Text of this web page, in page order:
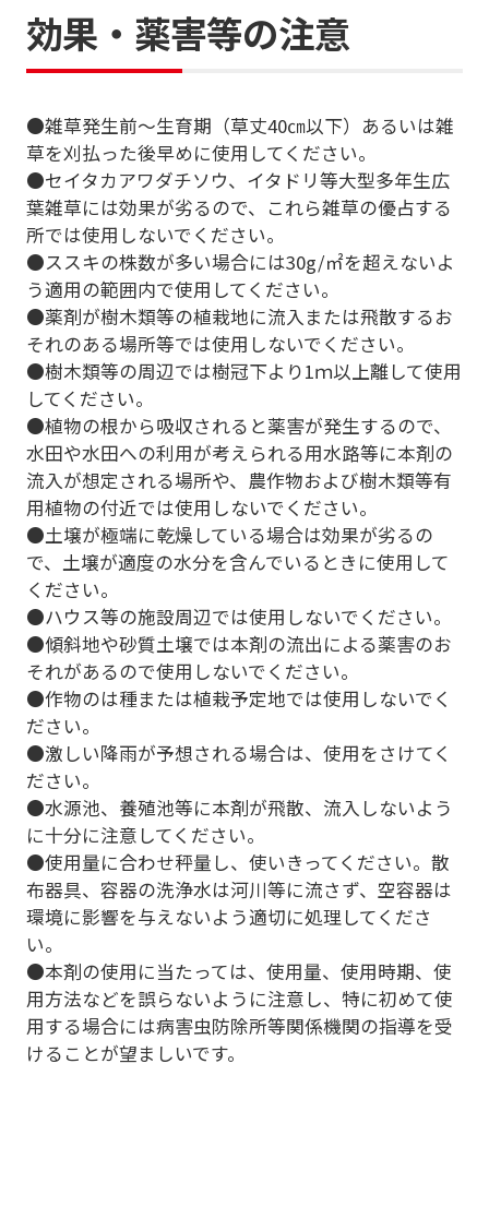
効果・薬害等の注意
●雑草発生前～生育期（草丈40㎝以下）あるいは雑
草を刈払った後早めに使用してください。
●セイタカアワダチソウ、イタドリ等大型多年生広
葉雑草には効果が劣るので、これら雑草の優占する
所では使用しないでください。
●ススキの株数が多い場合には30g/㎡を超えないよ
う適用の範囲内で使用してください。
●薬剤が樹木類等の植栽地に流入または飛散するお
それのある場所等では使用しないでください。
●樹木類等の周辺では樹冠下より1ｍ以上離して使用
してください。
●植物の根から吸収されると薬害が発生するので、
水田や水田への利用が考えられる用水路等に本剤の
流入が想定される場所や、農作物および樹木類等有
用植物の付近では使用しないでください。
●土壌が極端に乾燥している場合は効果が劣るの
で、土壌が適度の水分を含んでいるときに使用して
ください。
●ハウス等の施設周辺では使用しないでください。
●傾斜地や砂質土壌では本剤の流出による薬害のお
それがあるので使用しないでください。
●作物のは種または植栽予定地では使用しないでく
ださい。
●激しい降雨が予想される場合は、使用をさけてく
ださい。
●水源池、養殖池等に本剤が飛散、流入しないよう
に十分に注意してください。
●使用量に合わせ秤量し、使いきってください。散
布器具、容器の洗浄水は河川等に流さず、空容器は
環境に影響を与えないよう適切に処理してくださ
い。
●本剤の使用に当たっては、使用量、使用時期、使
用方法などを誤らないように注意し、特に初めて使
用する場合には病害虫防除所等関係機関の指導を受
けることが望ましいです。